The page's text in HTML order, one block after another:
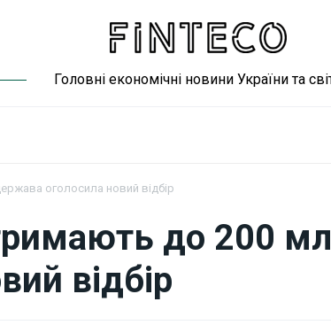
Головні економічні новини України та
оголосила новий відбір
до 200
відбір